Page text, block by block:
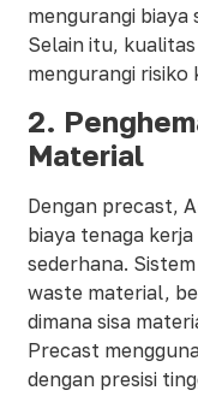
mengurangi biaya
Selain itu,
mengurangi risiko
2.
Material
Dengan precast,
biaya tenaga
sederhana.
waste material,
dimana sisa
Precast
dengan presisi